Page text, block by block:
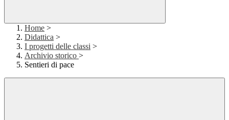
Home >
Didattica >
I progetti delle classi >
Archivio storico >
Sentieri di pace